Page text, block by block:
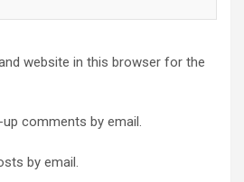
website in this browser for the
comments by email.
by email.